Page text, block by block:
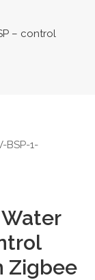
– control
Zigbee